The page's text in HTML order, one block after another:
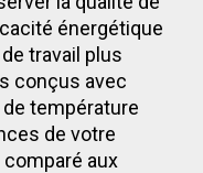
énergétique
travail plus
conçus avec
température
de votre
aux